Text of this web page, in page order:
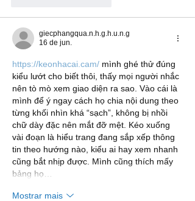
giecphangqua.n.h.g.h.u.n.g
16 de jun.
https://keonhacai.cam/ mình ghé thử đúng
kiểu lướt cho biết thôi, thấy mọi người nhắc
nên tò mò xem giao diện ra sao. Vào cái là
mình để ý ngay cách họ chia nội dung theo
từng khối nhìn khá “sạch”, không bị nhồi
chữ dày đặc nên mắt đỡ mệt. Kéo xuống
vài đoạn là hiểu trang đang sắp xếp thông
tin theo hướng nào, kiểu ai hay xem nhanh
cũng bắt nhịp được. Mình cũng thích mấy
bảng họ…
Mostrar mais